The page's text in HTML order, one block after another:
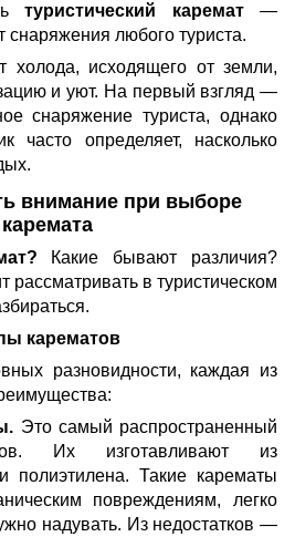
туристический каремат—
любого туриста.
холода, исходящего от земли,
и уют. На первый взгляд —
снаряжение туриста, однако
часто определяет, насколько
внимание при выборе
каремата
Какие бывают различия?
рассматривать в туристическом
карематов
разновидности, каждая из
Это самый распространенный
Их изготавливают из
полиэтилена. Такие карематы
повреждениям, легко
надувать. Из недостатков —